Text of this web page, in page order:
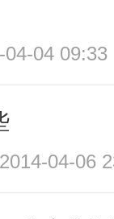
04 09:33
04-06